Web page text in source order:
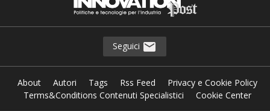
Seguici
About Autori Tags Rss Feed
Privacy e Cookie Policy
Terms&Conditions Contenuti Specialistici
Cookie Center